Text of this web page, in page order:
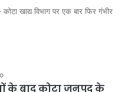
खाद्य विभाग पर एक बार फिर गंभीर
के बाद कोटा जनपद के